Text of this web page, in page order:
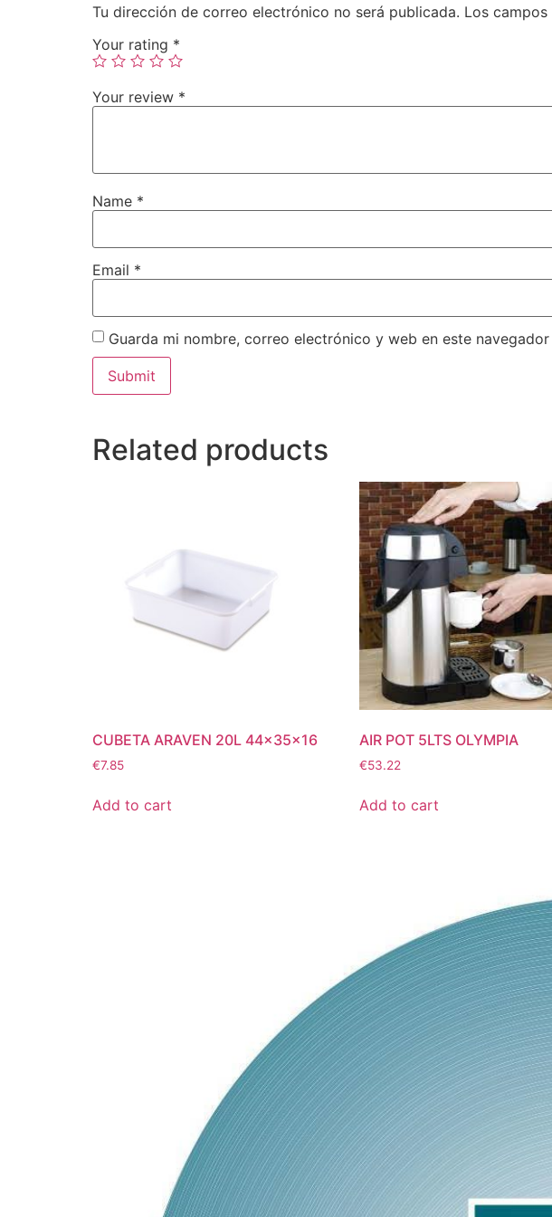
Tu dirección de correo electrónico no será publicada. Los
Your rating *
Your review *
Name *
Email *
Guarda mi nombre, correo electrónico y web en este
Related products
CUBETA ARAVEN 20L 44x35x16
€7.85
Add to cart
AIR POT 5LTS OLYMPIA
€53.22
Add to cart